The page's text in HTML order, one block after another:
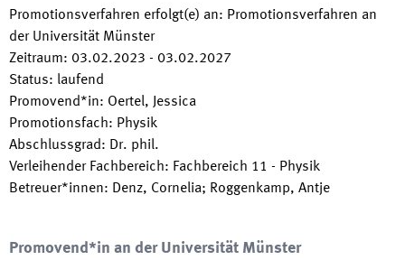
Promotionsverfahren erfolgt(e) an: Promotionsverfahren an
der Universität Münster
Zeitraum: 03.02.2023 - 03.02.2027
Status: laufend
Promovend*in: Oertel, Jessica
Promotionsfach: Physik
Abschlussgrad: Dr. phil.
Verleihender Fachbereich: Fachbereich 11 - Physik
Betreuer*innen: Denz, Cornelia; Roggenkamp, Antje
Promovend*in an der Universität Münster